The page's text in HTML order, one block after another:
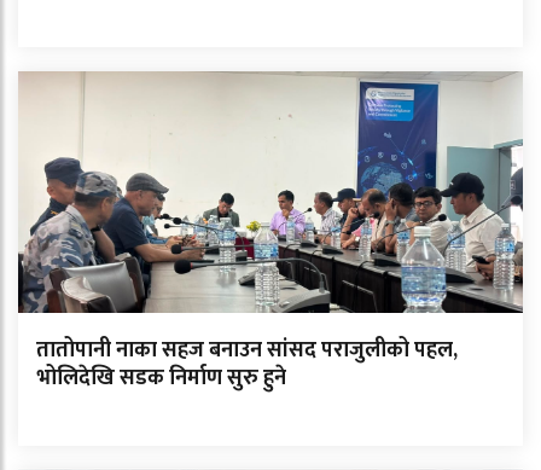
तातोपानी नाका सहज बनाउन सांसद पराजुलीको पहल,
भोलिदेखि सडक निर्माण सुरु हुने